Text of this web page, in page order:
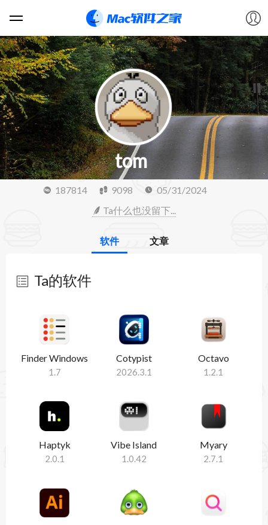
软件
游戏
教程
论坛
VIP
tom
187814 9098
05/31/2024
Ta什么也没留下...
软件 文章
Ta的软件
暂无软件
Finder Windows
1.7
Cotypist
2026.3.1
Octavo
1.2.1
Haptyk
2.0.1
Vibe Island
1.0.42
Myary
2.7.1